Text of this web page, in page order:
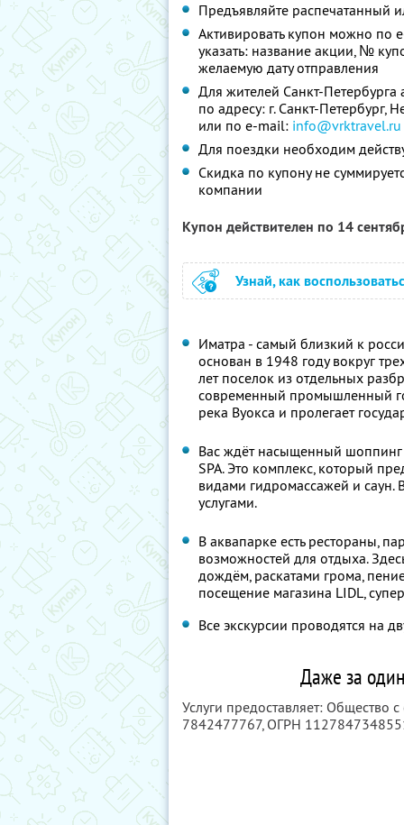
Предъявляйте распечатанный
Активировать купон можно по
указать: название акции, №
желаемую дату отправления
Для жителей Санкт-
по адресу: г. Санкт-Петербург,
или по e-mail: info@vrktravel.ru
Для поездки необходим
Скидка по купону не
компании
Купон действителен по 14
Узнай, как
Иматра - самый близкий к
основан в 1948 году вокруг
лет поселок из отдельных
современный промышленный
река Вуокса и пролегает
Вас ждёт насыщенный
SPA. Это комплекс, который
видами гидромассажей и
услугами.
В аквапарке есть рестораны,
возможностей для отдыха.
дождём, раскатами грома,
посещение магазина LIDL,
Все экскурсии проводятся на
Даже за
Услуги предоставляет: Общество
7842477767, ОГРН